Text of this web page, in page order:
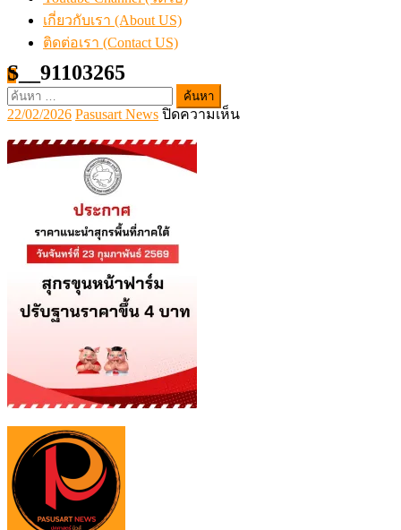
เกี่ยวกับเรา (About US)
ติดต่อเรา (Contact US)
ค้นหา
สำหรับ:
S__91103265
Posted
on
22/02/2026Author
Pasusart News ปิดความเห็นบน